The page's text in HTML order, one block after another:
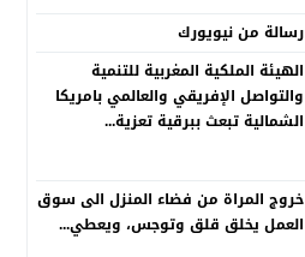
رسالة من نيويورك
الهيئة الملكية المغربية للتنمية
والتواصل الإفريقي والعالمي بامريكا
الشمالية تبعث ببرقية تعزية...
خروج المراة من فضاء المنزل الى سوق
العمل يخلق قلق وتوجس، ويعطي...